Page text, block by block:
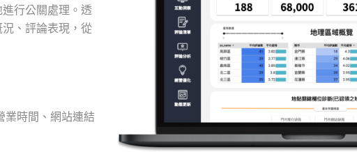
行公關處理。透
、評論表現，從
業時間、網站連結